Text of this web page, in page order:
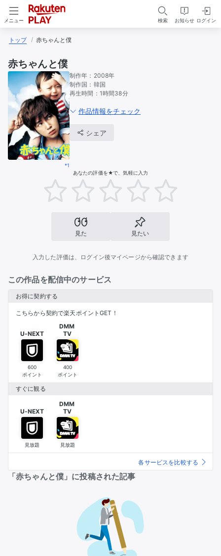
メニュー 検索 お知らせ ログイン
トップ 赤ちゃんと僕
赤ちゃんと僕
*1
制作年： 2008年
制作国： 韓国
再生時間： 1時間38分
作品情報をチェック
シェア
あなたの評価を★で、気軽に入力
見た 見たい
入力した評価は、ログイン後マイページから確認できます
この作品を配信中のサービス
お得に契約する
こちらから契約で楽天ポイントGET！
U-NEXT
600
ポイント
DMM
TV
400
ポイント
すぐに観る
U-NEXT
見放題
DMM
TV
見放題
各サービスを比較する
「赤ちゃんと僕」に投稿された記事